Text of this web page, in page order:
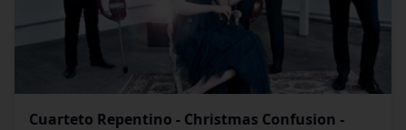
Cuarteto Repentino - Christmas Confusion -